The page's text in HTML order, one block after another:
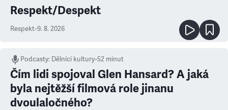
Respekt/Despekt
Respekt•9. 8. 2026
Podcasty: Dělníci kultury•52 minut
Čím lidi spojoval Glen Hansard? A jaká
byla nejtěžší filmová role jinanu
dvoulaločného?